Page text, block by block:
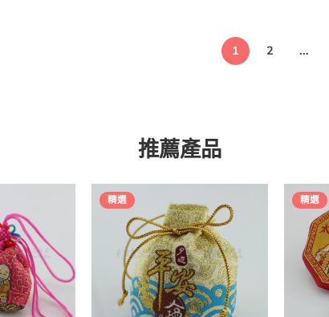
1 2 ...
推薦產品
精選 精選